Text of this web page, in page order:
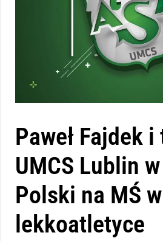
Paweł Fajdek
UMCS Lublin
Polski na MŚ w
lekkoatletyce